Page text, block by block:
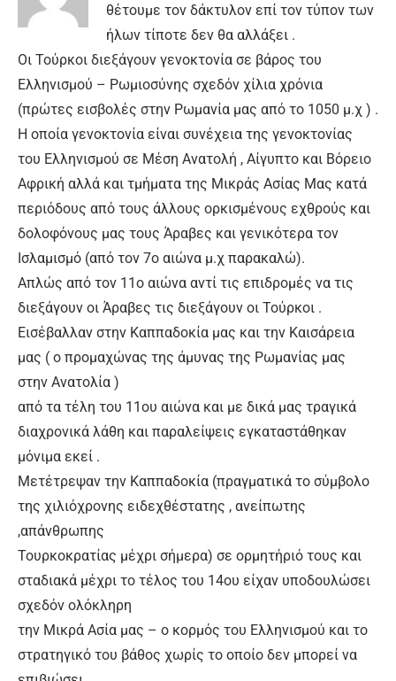
θέτουμε τον δάκτυλον επί τον τύπον των
ήλων τίποτε δεν θα αλλάξει .
Οι Τούρκοι διεξάγουν γενοκτονία σε βάρος του
Ελληνισμού – Ρωμιοσύνης σχεδόν χίλια χρόνια
(πρώτες εισβολές στην Ρωμανία μας από το 1050 μ.χ ) .
Η οποία γενοκτονία είναι συνέχεια της γενοκτονίας
του Ελληνισμού σε Μέση Ανατολή , Αίγυπτο και Βόρειο
Αφρική αλλά και τμήματα της Μικράς Ασίας Μας κατά
περιόδους από τους άλλους ορκισμένους εχθρούς και
δολοφόνους μας τους Άραβες και γενικότερα τον
Ισλαμισμό (από τον 7ο αιώνα μ.χ παρακαλώ).
Απλώς από τον 11ο αιώνα αντί τις επιδρομές να τις
διεξάγουν οι Άραβες τις διεξάγουν οι Τούρκοι .
Εισέβαλλαν στην Καππαδοκία μας και την Καισάρεια
μας ( ο προμαχώνας της άμυνας της Ρωμανίας μας
στην Ανατολία )
από τα τέλη του 11ου αιώνα και με δικά μας τραγικά
διαχρονικά λάθη και παραλείψεις εγκαταστάθηκαν
μόνιμα εκεί .
Μετέτρεψαν την Καππαδοκία (πραγματικά το σύμβολο
της χιλιόχρονης ειδεχθέστατης , ανείπωτης
,απάνθρωπης
Τουρκοκρατίας μέχρι σήμερα) σε ορμητήριό τους και
σταδιακά μέχρι το τέλος του 14ου είχαν υποδουλώσει
σχεδόν ολόκληρη
την Μικρά Ασία μας – ο κορμός του Ελληνισμού και το
στρατηγικό του βάθος χωρίς το οποίο δεν μπορεί να